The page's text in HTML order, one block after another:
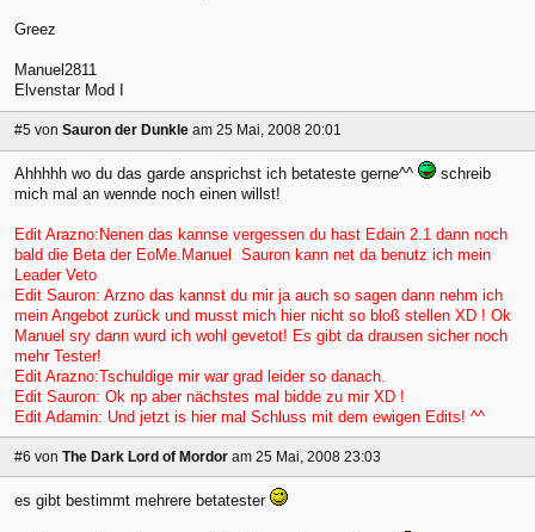
Greez
Manuel2811
Elvenstar Mod I
#5 von Sauron der Dunkle am 25 Mai, 2008 20:01
Ahhhhh wo du das garde ansprichst ich betateste gerne^^
schreib
mich mal an wennde noch einen willst!
Edit Arazno:Nenen das kannse vergessen du hast Edain 2.1 dann noch
bald die Beta der EoMe.Manuel Sauron kann net da benutz ich mein
Leader Veto
Edit Sauron: Arzno das kannst du mir ja auch so sagen dann nehm ich
mein Angebot zurück und musst mich hier nicht so bloß stellen XD ! Ok
Manuel sry dann wurd ich wohl gevetot! Es gibt da drausen sicher noch
mehr Tester!
Edit Arazno:Tschuldige mir war grad leider so danach.
Edit Sauron: Ok np aber nächstes mal bidde zu mir XD !
Edit Adamin: Und jetzt is hier mal Schluss mit dem ewigen Edits! ^^
#6 von The Dark Lord of Mordor am 25 Mai, 2008 23:03
es gibt bestimmt mehrere betatester